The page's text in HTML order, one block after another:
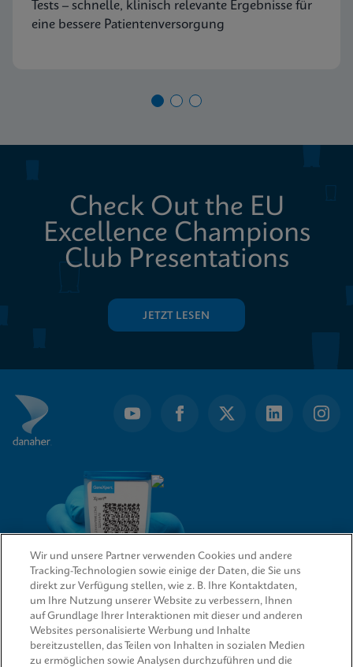
Tests – schnelle, klinisch relevante Ergebnisse für
eine bessere Patientenversorgung
Check Out the EU
Excellence Champions
Club Presentations
JETZT LESEN
QUICK LINKS
Wir und unsere Partner verwenden Cookies und andere
Tracking-Technologien sowie einige der Daten, die Sie uns
direkt zur Verfügung stellen, wie z. B. Ihre Kontaktdaten,
um Ihre Nutzung unserer Website zu verbessern, Ihnen
auf Grundlage Ihrer Interaktionen mit dieser und anderen
Websites personalisierte Werbung und Inhalte
bereitzustellen, das Teilen von Inhalten in sozialen Medien
zu ermöglichen sowie Analysen durchzuführen und die